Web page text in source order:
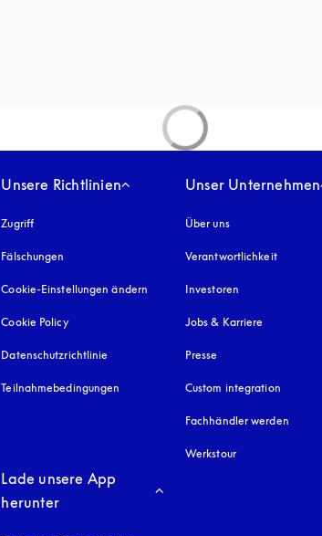
Unsere Richtlinien
Zugriff öffnet sich in einem neuen Tab
Fälschungen öffnet sich in einem neuen Tab
Cookie-Einstellungen ändern
Cookie Policyöffnet sich in einem neuen Tab
Datenschutzrichtlinie öffnet sich in einem neuen Tab
Teilnahmebedingungen
Unser Unternehmen
Über uns
Verantwortlichkeit
Investoren
Jobs & Karriere
Presse
Custom integration
Fachhändler werden
Werkstour
Lade unsere App
herunter